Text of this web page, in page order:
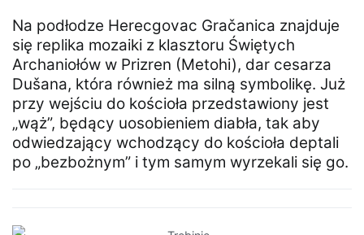
Na podłodze Herecgovac Gračanica znajduje
się replika mozaiki z klasztoru Świętych
Archaniołów w Prizren (Metohi), dar cesarza
Dušana, która również ma silną symbolikę. Już
przy wejściu do kościoła przedstawiony jest
„wąż”, będący uosobieniem diabła, tak aby
odwiedzający wchodzący do kościoła deptali
po „bezbożnym” i tym samym wyrzekali się go.